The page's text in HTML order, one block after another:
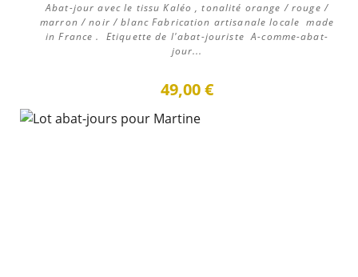
Abat-jour avec le tissu Kaléo , tonalité orange / rouge /
marron / noir / blanc Fabrication artisanale locale made
in France . Etiquette de l'abat-jouriste A-comme-abat-
jour...
49,00 €